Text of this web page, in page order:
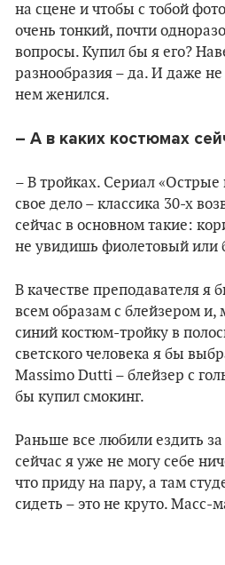
на сцене и чтобы с тобой
очень тонкий, почти
вопросы. Купил бы я его?
разнообразия – да. И даже
нем женился.
– А в каких костюмах
– В тройках. Сериал «Острые
свое дело – классика 30-х
сейчас в основном такие:
не увидишь фиолетовый или
В качестве преподавателя я
всем образам с блейзером
синий костюм-тройку в
светского человека я бы
Massimo Dutti – блейзер с
бы купил смокинг.
Раньше все любили ездить
сейчас я уже не могу себе
что приду на пару, а там
сидеть – это не круто. Масс-